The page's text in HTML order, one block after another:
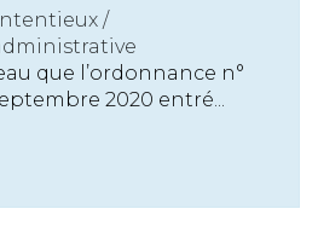
/
que l’ordonnance n°
2020 entré...